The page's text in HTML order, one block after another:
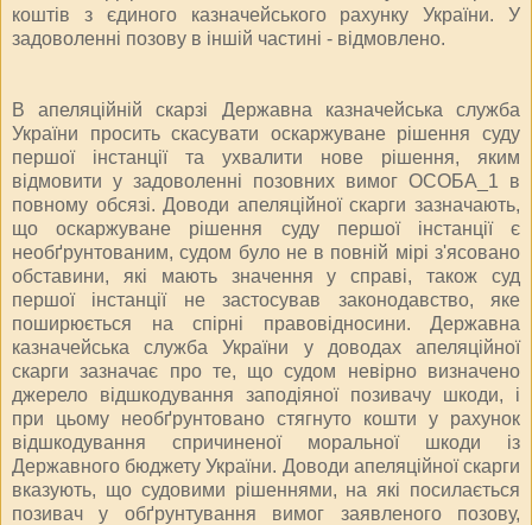
коштів з єдиного казначейського рахунку України. У
задоволенні позову в іншій частині - відмовлено.
В апеляційній скарзі Державна казначейська служба
України просить скасувати оскаржуване рішення суду
першої інстанції та ухвалити нове рішення, яким
відмовити у задоволенні позовних вимог ОСОБА_1 в
повному обсязі. Доводи апеляційної скарги зазначають,
що оскаржуване рішення суду першої інстанції є
необґрунтованим, судом було не в повній мірі з'ясовано
обставини, які мають значення у справі, також суд
першої інстанції не застосував законодавство, яке
поширюється на спірні правовідносини. Державна
казначейська служба України у доводах апеляційної
скарги зазначає про те, що судом невірно визначено
джерело відшкодування заподіяної позивачу шкоди, і
при цьому необґрунтовано стягнуто кошти у рахунок
відшкодування спричиненої моральної шкоди із
Державного бюджету України. Доводи апеляційної скарги
вказують, що судовими рішеннями, на які посилається
позивач у обґрунтування вимог заявленого позову,